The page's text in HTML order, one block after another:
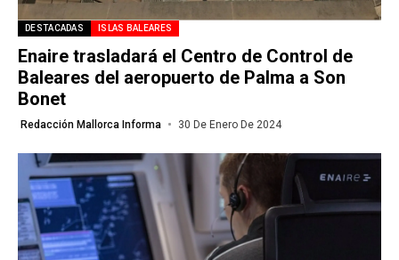
DESTACADAS ISLAS BALEARES
Enaire trasladará el Centro de Control de
Baleares del aeropuerto de Palma a Son
Bonet
Redacción Mallorca Informa 30 De Enero De 2024